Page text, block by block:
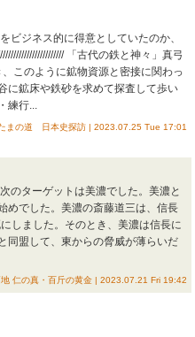
ジネス的に得意としていたのか、
「古代の鉄と神々」真弓
このように鉱物資源と密接に関わっ
に鉱床や鉄砂を求めて探査して歩い
練行...
まの道 日本史探訪 | 2023.07.25 Tue 17:01
のターゲットは美濃でした。美濃と
めでした。美濃の斎藤道三は、信長
しました。そのとき、美濃は信長に
同盟して、東からの脅威が薄らいだ
地 仁の真・百斤の黄金 | 2023.07.21 Fri 19:42